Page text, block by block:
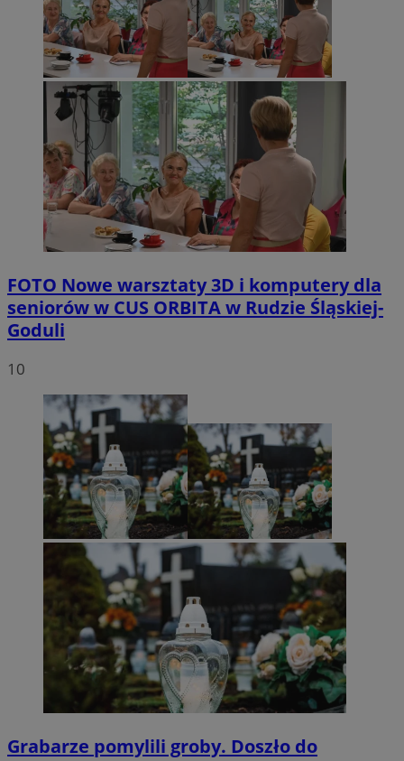
FOTO Nowe warsztaty 3D i komputery dla
seniorów w CUS ORBITA w Rudzie Śląskiej-
Goduli
10
Grabarze pomylili groby. Doszło do